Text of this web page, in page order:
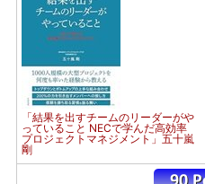
「結果を出すチームのリーダーがや
っていること NECで学んだ高効率
プロジェクトマネジメント」五十嵐
剛